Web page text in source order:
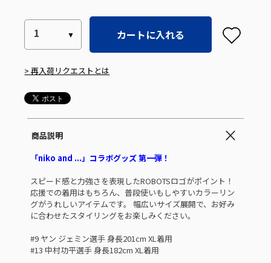
カートに入れる
> 再入荷リクエストとは
商品説明
「niko and ...」コラボグッズ 第一弾！
スピード感と力強さを表現したROBOTSロゴがポイント！
応援での着用はもちろん、普段使いもしやすいカラーリン
グがうれしいアイテムです。 幅広いサイズ展開で、お好み
に合わせたスタイリングをお楽しみください。
#9 ヤン ジェミン選手 身長201cm XL着用
#13 中村功平選手 身長182cm XL着用